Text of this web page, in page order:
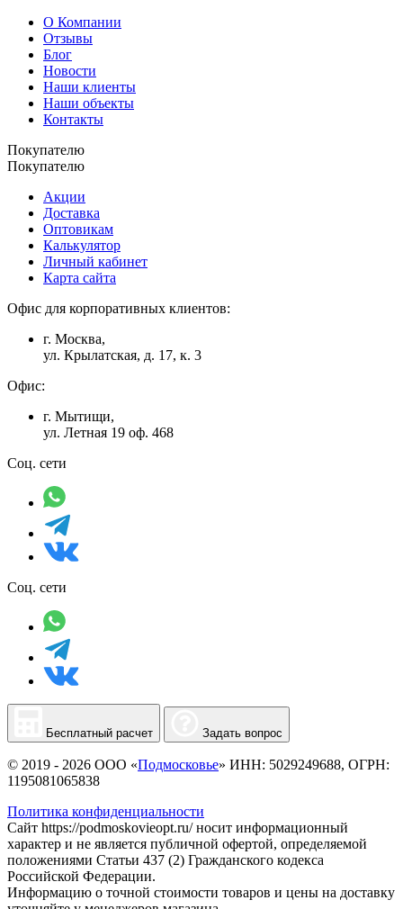
О Компании
Отзывы
Блог
Новости
Наши клиенты
Наши объекты
Контакты
Покупателю
Покупателю
Акции
Доставка
Оптовикам
Калькулятор
Личный кабинет
Карта сайта
Офис для корпоративных клиентов:
г. Москва,
ул. Крылатская, д. 17, к. 3
Офис:
г. Мытищи,
ул. Летная 19 оф. 468
Соц. сети
Соц. сети
Бесплатный расчет Задать вопрос
© 2019 - 2026 ООО «Подмосковье» ИНН: 5029249688, ОГРН:
1195081065838
Политика конфиденциальности
Сайт https://podmoskovieopt.ru/ носит информационный
характер и не является публичной офертой, определяемой
положениями Статьи 437 (2) Гражданского кодекса
Российской Федерации.
Информацию о точной стоимости товаров и цены на доставку